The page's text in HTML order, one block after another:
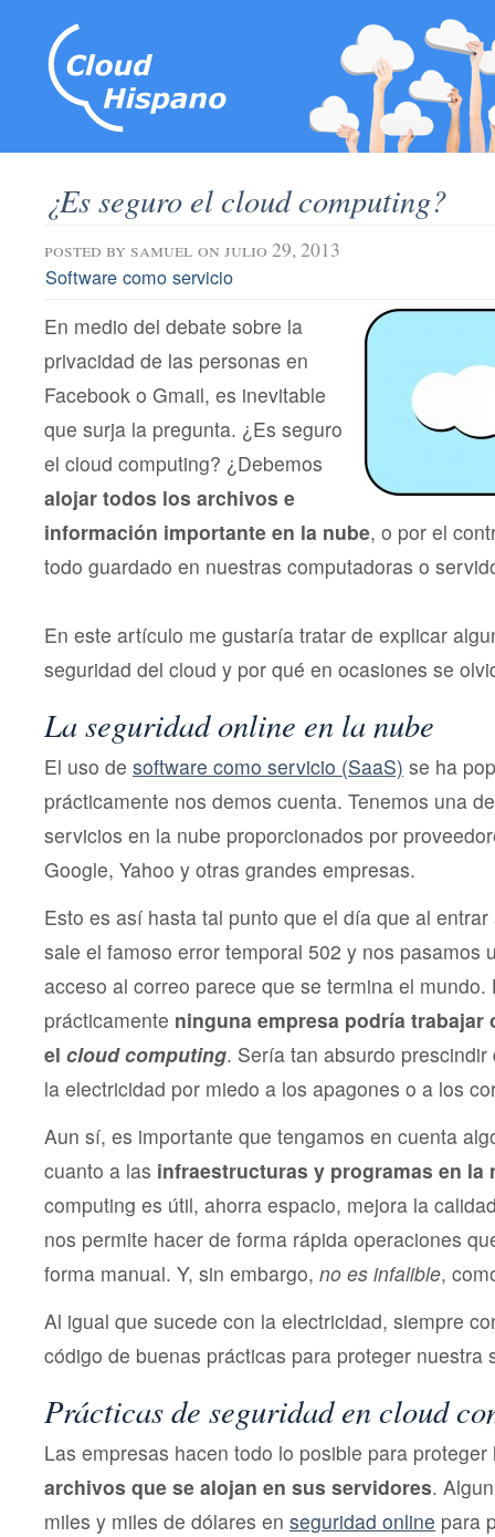
¿Es seguro el cloud computing?
posted by samuel on julio 29, 2013
Software como servicio
En medio del debate sobre la
privacidad de las personas en
Facebook o Gmail, es inevitable
que surja la pregunta. ¿Es seguro
el cloud computing? ¿Debemos
alojar todos los archivos e
información importante en la nube, o por el
todo guardado en nuestras computadoras o
En este artículo me gustaría tratar de explicar
seguridad del cloud y por qué en ocasiones se
La seguridad online en la nube
El uso de software como servicio (SaaS) se ha
prácticamente nos demos cuenta. Tenemos una
servicios en la nube proporcionados por
Google, Yahoo y otras grandes empresas.
Esto es así hasta tal punto que el día que al
sale el famoso error temporal 502 y nos pasamos
acceso al correo parece que se termina el mundo.
prácticamente ninguna empresa podría trabajar
el cloud computing. Sería tan absurdo
la electricidad por miedo a los apagones o a los
Aun sí, es importante que tengamos en cuenta
cuanto a las infraestructuras y programas en la
computing es útil, ahorra espacio, mejora la
nos permite hacer de forma rápida operaciones
forma manual. Y, sin embargo, no es infalible,
Al igual que sucede con la electricidad, siempre
código de buenas prácticas para proteger nuestra
Prácticas de seguridad en cloud
Las empresas hacen todo lo posible para
archivos que se alojan en sus servidores.
miles y miles de dólares en seguridad online para